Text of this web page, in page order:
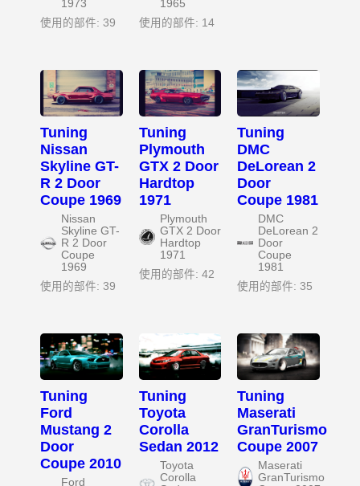
1973
使用的部件: 39
1965
使用的部件: 14
Tuning
Nissan
Skyline GT-
R 2 Door
Coupe 1969
Nissan
Skyline GT-
R 2 Door
Coupe
1969
使用的部件: 39
Tuning
Plymouth
GTX 2 Door
Hardtop
1971
Plymouth
GTX 2 Door
Hardtop
1971
使用的部件: 42
Tuning
DMC
DeLorean 2
Door
Coupe 1981
DMC
DeLorean 2
Door
Coupe
1981
使用的部件: 35
Tuning
Ford
Mustang 2
Door
Coupe 2010
Ford
Tuning
Toyota
Corolla
Sedan 2012
Toyota
Corolla
Tuning
Maserati
GranTurismo
Coupe 2007
Maserati
GranTurismo